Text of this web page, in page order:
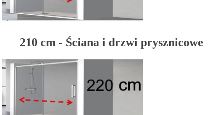
210 cm - Ściana i drzwi prysznicowe